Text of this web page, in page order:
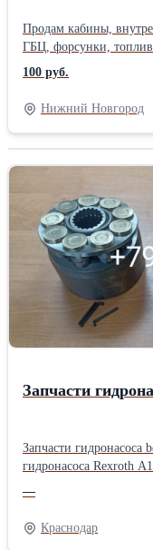
Продам кабины,
ГБЦ, форсунки,
сцепление,
коленвалы, поршня,
передние-задние,
электрические блоки.
Цены приемлимые,
100 руб.
Нижний Новгород
Запчасти
Запчасти гидронасоса
гидронасоса Rexroth
bosch rexroth a10vso
a10vso, Запчасти
гидравлики
—
Краснодар